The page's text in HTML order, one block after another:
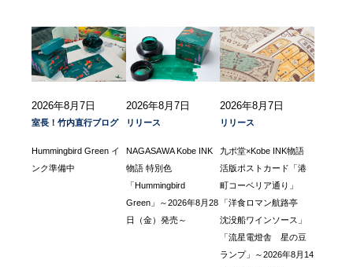
2026年8月7日
室長！竹内直行ブログ
Hummingbird Green イ
ンク準備中
2026年8月7日
リリース
NAGASAWA Kobe INK
物語 特別色
「Hummingbird
Green」～2026年8月28
日（金）発売～
2026年8月7日
リリース
九ポ堂×Kobe INK物語
活版ポストカード「港
町コーベリア通り」
「洋食ロマン航路亭
沈没船ワインソース」
「流星電燈舎 星の豆
ランプ」～2026年8月14